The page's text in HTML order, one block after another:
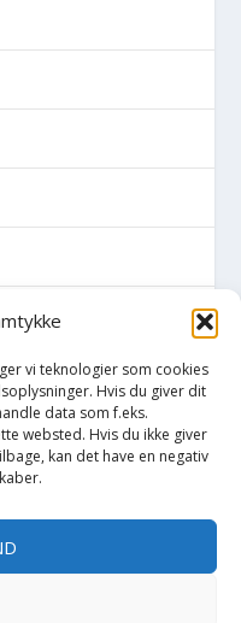
vi teknologier som cookies
Hvis du giver dit
data som f.eks.
websted. Hvis du ikke giver
kan det have en negativ